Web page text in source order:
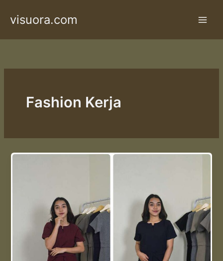
visuora.com
Fashion Kerja